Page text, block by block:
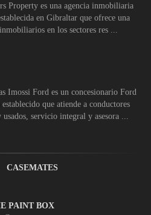
Property es una agencia inmobiliaria
en Gibraltar que ofrece una
en los sectores res ...
Imossi Ford es un concesionario Ford
establecido que atiende a conductores
servicio integral y asesora ...
CASEMATES
PAINT BOX